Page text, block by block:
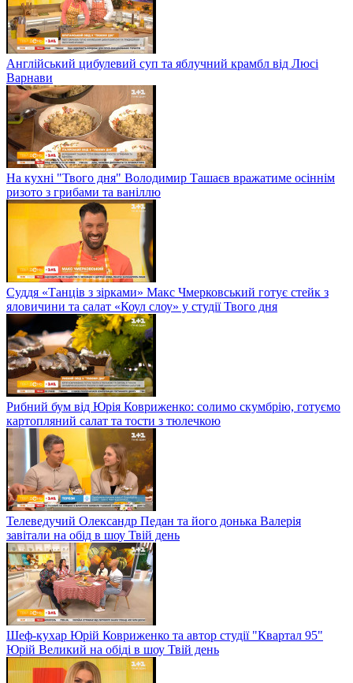
Англійський цибулевий суп та яблучний крамбл від Люсі
Варнави
На кухні "Твого дня" Володимир Ташаєв вражатиме осіннім
ризото з грибами та ваніллю
Суддя «Танців з зірками» Макс Чмерковський готує стейк з
яловичини та салат «Коул слоу» у студії Твого дня
Рибний бум від Юрія Ковриженко: солимо скумбрію, готуємо
картопляний салат та тости з тюлечкою
Телеведучий Олександр Педан та його донька Валерія
завітали на обід в шоу Твій день
Шеф-кухар Юрій Ковриженко та автор студії "Квартал 95"
Юрій Великий на обіді в шоу Твій день